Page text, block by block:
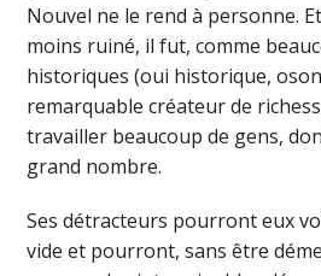
Nouvel ne le rend à personne.
moins ruiné, il fut, comme
historiques (oui historique,
remarquable créateur de
travailler beaucoup de gens,
grand nombre.
Ses détracteurs pourront eux
vide et pourront, sans être